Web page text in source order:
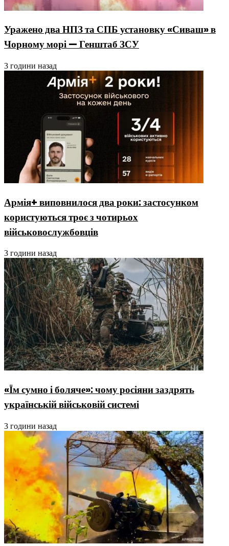
Уражено два НПЗ та СПБ установку «Сиваш» в
Чорному морі — Генштаб ЗСУ
3 години назад
Армія+ виповнилося два роки: застосунком
користуються троє з чотирьох
військовослужбовців
3 години назад
«Їм сумно і боляче»: чому росіяни заздрять
українській військовій системі
3 години назад